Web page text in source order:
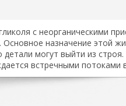
с неорганическими
назначение этой
могут выйти из
встречными потоками